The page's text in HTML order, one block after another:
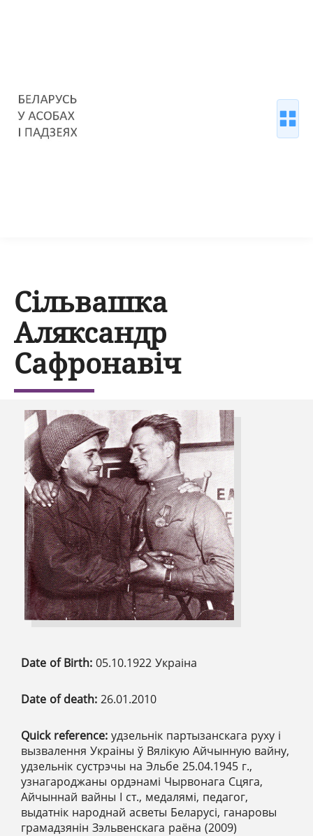
Сільвашка
Аляксандр
Сафронавіч
Date of Birth: 05.10.1922 Украіна
Date of death: 26.01.2010
Quick reference: удзельнік партызанскага руху і
вызвалення Украіны ў Вялікую Айчынную вайну,
удзельнік сустрэчы на Эльбе 25.04.1945 г.,
узнагароджаны ордэнамі Чырвонага Сцяга,
Айчыннай вайны І ст., медалямі, педагог,
выдатнік народнай асветы Беларусі, ганаровы
грамадзянін Зэльвенскага раёна (2009)